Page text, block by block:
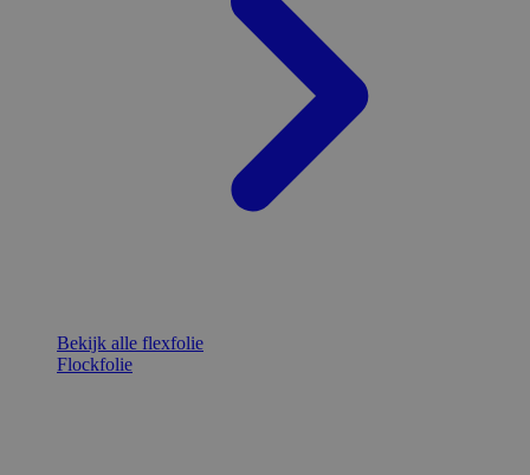
Bekijk alle flexfolie
Flockfolie